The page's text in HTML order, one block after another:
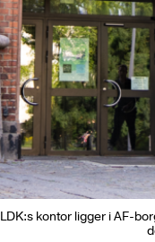
LDK:s kontor ligger i AF-